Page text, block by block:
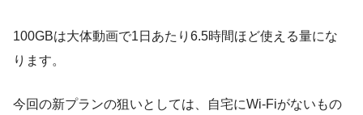
100GBは大体動画で1日あたり6.5時間ほど使える量にな
ります。
今回の新プランの狙いとしては、
自宅にWi-Fiがないもの